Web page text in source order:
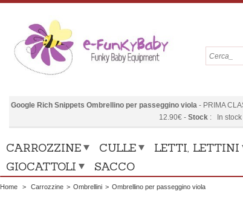
Google Rich Snippets Ombrellino per passeggino viola- PRIMA
12.90€ - Stock : In stock
CARROZZINE CULLE LETTI, LETTINI
GIOCATTOLI
SACCO
Home > Carrozzine > Ombrellini > Ombrellino per passeggino viola